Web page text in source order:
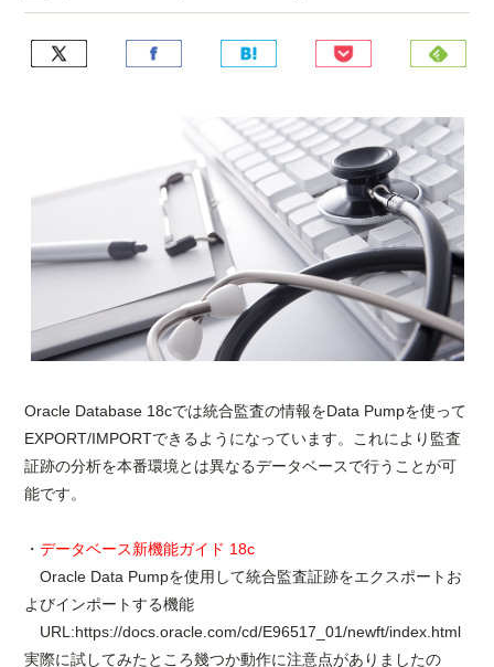
Oracle Database 18cでは統合監査の情報をData Pumpを使って
EXPORT/IMPORTできるようになっています。これにより監査
証跡の分析を本番環境とは異なるデータベースで行うことが可
能です。
・データベース新機能ガイド 18c
Oracle Data Pumpを使用して統合監査証跡をエクスポートお
よびインポートする機能
URL:https://docs.oracle.com/cd/E96517_01/newft/index.html
実際に試してみたところ幾つか動作に注意点がありましたの